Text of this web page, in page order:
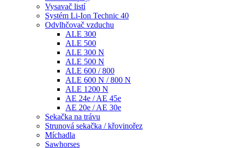
Odvlhčovač vzduchu
ALE 300
ALE 500
ALE 300 N
ALE 500 N
ALE 600 / 800
ALE 600 N / 800 N
ALE 1200 N
AE 24e / AE 45e
AE 20e / AE 30e
Sekačka na trávu
Strunová sekačka / křovinořez
Míchadla
Sawhorses
Vibrační síto